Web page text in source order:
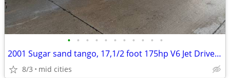
• • • • • • • • • • •
2001 Sugar sand tango, 17,1/2 foot 175hp V6 Jet Drive. inboard Mercury
8/3 mid cities